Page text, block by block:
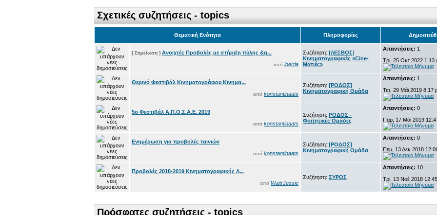
Σχετικές συζητήσεις - topics
Θεματική Ενότητα Πληροφορίες
[ Σημείωση ] Ανοιχτές Προβολές με στήριξη πύλης &q...
από inertia
Συζήτηση: [ΛΕΣΒΟΣ]
Κινηματογραφικές «Cine-
Ματιές»
Απαντήσεις: 1
Τρι, 25 Οκτ 2022 1:13
Θερινό Φεστιβάλ Κινηματογράφου Κινημα...
από konstantinaats
Συζήτηση: [ΡΟΔΟΣ]
Κινηματογραφική Ομάδα
Απαντήσεις: 1
Τετ, 29 Μάϊ 2019 8:17
5o Φεστιβάλ Α.Π.Ο.Σ.Α.Ε. 2019
από konstantinaats
Συζήτηση: ΡΟΔΟΣ -
Φοιτητικές Ομάδες
Απαντήσεις: 0
Παρ, 17 Μάϊ 2019
Ενημέρωση για προβολές ταινιών
από konstantinaats
Συζήτηση: [ΡΟΔΟΣ]
Κινηματογραφική Ομάδα
Απαντήσεις: 0
Πεμ, 13 Δεκ 2018
Προβολές 2018-2019 Κινηματογραφικής Λ...
από WaitrJessie
Συζήτηση: ΣΥΡΟΣ
Απαντήσεις: 10
Τρι, 13 Νοέ 2018
Πρόσφατες συζητήσεις - topics